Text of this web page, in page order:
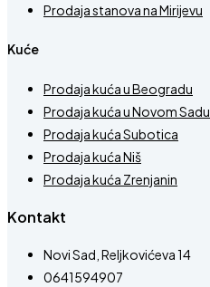
Prodaja stanova na Mirijevu
Kuće
Prodaja kuća u Beogradu
Prodaja kuća u Novom Sadu
Prodaja kuća Subotica
Prodaja kuća Niš
Prodaja kuća Zrenjanin
Kontakt
Novi Sad, Reljkovićeva 14
0641594907